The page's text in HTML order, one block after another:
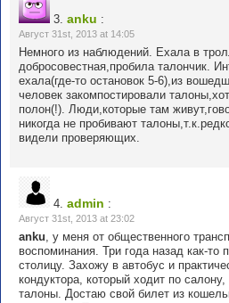
3. anku :
Август 31st, 2013 at 14:05
Немного из наблюдений. Ехала в
добросовестная,пробила талончик.
ехала(где-то остановок 5-6),из
человек закомпостировали
полон(!). Люди,которые там
никогда не пробивают
видели проверяющих.
4. admin :
Август 31st, 2013 at 23:02
anku, у меня от общественного
воспоминания. Три года назад как-то
столицу. Захожу в автобус и
кондуктора, который ходит по
талоны. Достаю свой билет из